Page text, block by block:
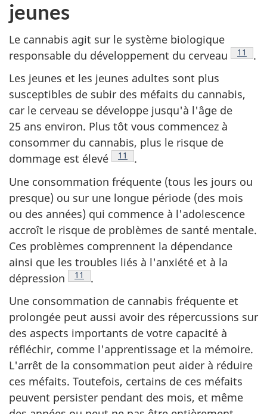
jeunes
Le cannabis agit sur le système biologique
responsable du développement du cerveau
Note
11
.
Les jeunes et les jeunes adultes sont plus
susceptibles de subir des méfaits du cannabis,
car le cerveau se développe jusqu'à l'âge de
25 ans environ. Plus tôt vous commencez à
consommer du cannabis, plus le risque de
dommage est élevé
Note de bas de page
11
.
Une consommation fréquente (tous les jours ou
presque) ou sur une longue période (des mois
ou des années) qui commence à l'adolescence
accroît le risque de problèmes de santé mentale.
Ces problèmes comprennent la dépendance
ainsi que les troubles liés à l'anxiété et à la
dépression
Note de bas de page
11
.
Une consommation de cannabis fréquente et
prolongée peut aussi avoir des répercussions sur
des aspects importants de votre capacité à
réfléchir, comme l'apprentissage et la mémoire.
L'arrêt de la consommation peut aider à réduire
ces méfaits. Toutefois, certains de ces méfaits
peuvent persister pendant des mois, et même